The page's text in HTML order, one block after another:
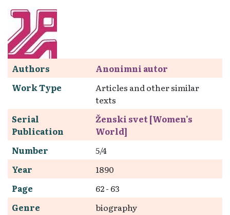
Authors
Anonimni autor
Work Type
Articles and other similar
texts
Serial
Publication
Ženski svet [Women's
World]
Number
5/4
Year
1890
Page
62 - 63
Genre
biography